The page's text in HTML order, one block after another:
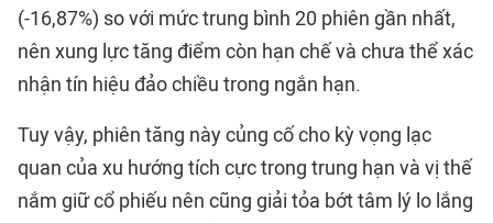
(-16,87%) so với mức trung bình 20 phiên gần nhất,
nên xung lực tăng điểm còn hạn chế và chưa thể xác
nhận tín hiệu đảo chiều trong ngắn hạn.
Tuy vậy, phiên tăng này củng cố cho kỳ vọng lạc
quan của xu hướng tích cực trong trung hạn và vị thế
nắm giữ cổ phiếu nên cũng giải tỏa bớt tâm lý lo lắng